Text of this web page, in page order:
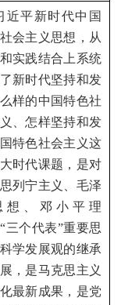
近平新时代中国
会主义思想，从
实践结合上系统
新时代坚持和发
样的中国特色社
、怎样坚持和发
特色社会主义这
时代课题，是对
列宁主义、毛泽
想、邓小平理
三个代表”重要思
学发展观的继承
，是马克思主义
最新成果，是党